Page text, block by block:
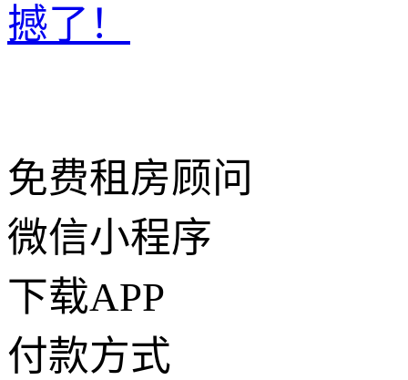
撼了！
免费租房顾问
微信小程序
下载APP
付款方式